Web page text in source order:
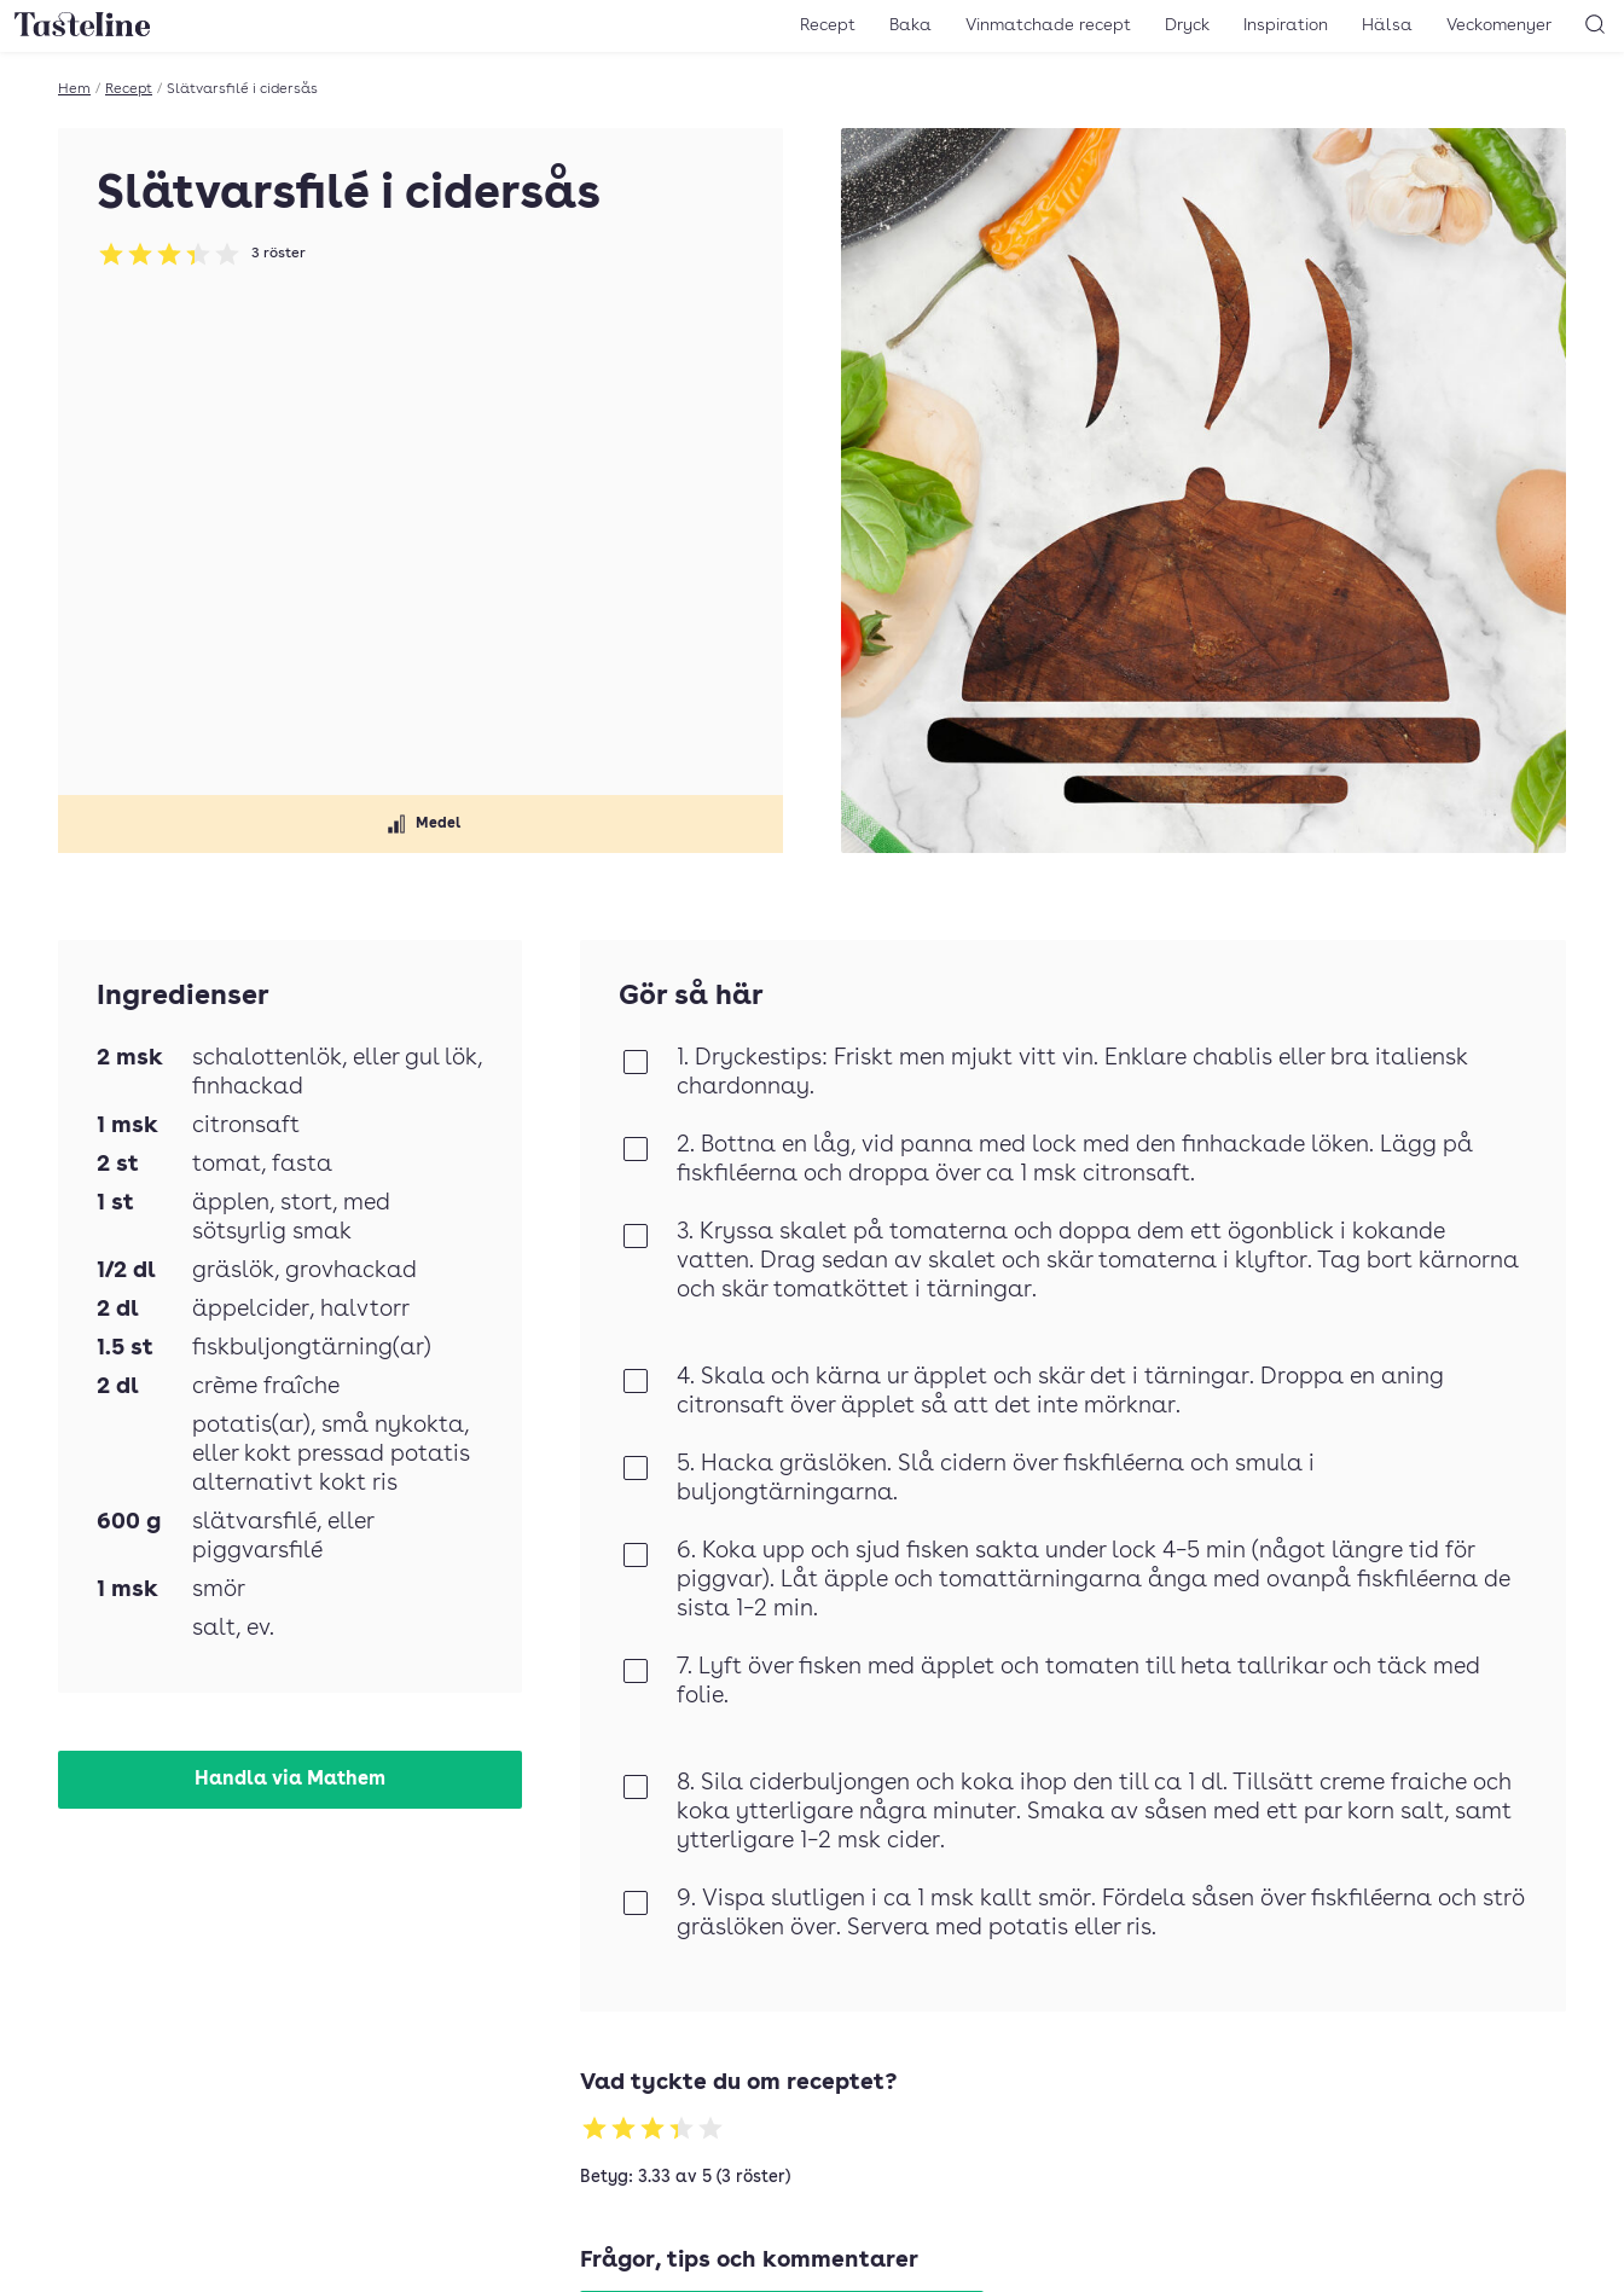
Till Tastelines startsida Recept Baka Vinmatchade recept Dryck Inspiration Hälsa Veckomenyer
Hem / Recept / Slätvarsfilé i cidersås
Slätvarsfilé i cidersås
Betyg: 3.33 av 5
3 röster
Medel
Ingredienser
2 msk schalottenlök, eller gul lök,
finhackad
1 msk
citronsaft
2 st tomat, fasta
1 st äpplen, stort, med
sötsyrlig smak
1/2 dl gräslök, grovhackad
2 dl äppelcider, halvtorr
1.5 st
fiskbuljongtärning(ar)
2 dl
crème fraîche
potatis(ar), små nykokta,
eller kokt pressad potatis
alternativt kokt ris
600 g slätvarsfilé, eller
piggvarsfilé
1 msk
smör
salt, ev.
Handla via Mathem
Gör så här
1. Dryckestips: Friskt men mjukt vitt vin. Enklare chablis eller bra italiensk
chardonnay.
2. Bottna en låg, vid panna med lock med den finhackade löken. Lägg på
fiskfiléerna och droppa över ca 1 msk citronsaft.
3. Kryssa skalet på tomaterna och doppa dem ett ögonblick i kokande
vatten. Drag sedan av skalet och skär tomaterna i klyftor. Tag bort kärnorna
och skär tomatköttet i tärningar.
4. Skala och kärna ur äpplet och skär det i tärningar. Droppa en aning
citronsaft över äpplet så att det inte mörknar.
5. Hacka gräslöken. Slå cidern över fiskfiléerna och smula i
buljongtärningarna.
6. Koka upp och sjud fisken sakta under lock 4–5 min (något längre tid för
piggvar). Låt äpple och tomattärningarna ånga med ovanpå fiskfiléerna de
sista 1–2 min.
7. Lyft över fisken med äpplet och tomaten till heta tallrikar och täck med
folie.
8. Sila ciderbuljongen och koka ihop den till ca 1 dl. Tillsätt creme fraiche och
koka ytterligare några minuter. Smaka av såsen med ett par korn salt, samt
ytterligare 1–2 msk cider.
9. Vispa slutligen i ca 1 msk kallt smör. Fördela såsen över fiskfiléerna och strö
gräslöken över. Servera med potatis eller ris.
Vad tyckte du om receptet?
Betyg: 3.33 av 5 (3 röster)
Frågor, tips och kommentarer